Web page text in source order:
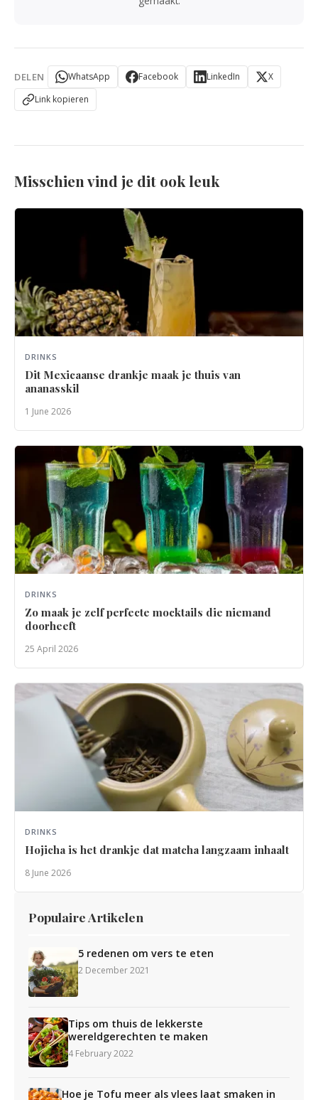
DELEN WhatsApp Facebook LinkedIn
X
Link kopieren
Misschien vind je dit ook leuk
DRINKS
Dit Mexicaanse drankje maak je thuis van
ananasskil
1 June 2026
DRINKS
Zo maak je zelf perfecte mocktails die niemand
doorheeft
25 April 2026
DRINKS
Hojicha is het drankje dat matcha langzaam inhaalt
8 June 2026
Populaire Artikelen
5 redenen om vers te eten
2 December 2021
Tips om thuis de lekkerste
wereldgerechten te maken
4 February 2022
Hoe je Tofu meer als vlees laat smaken in